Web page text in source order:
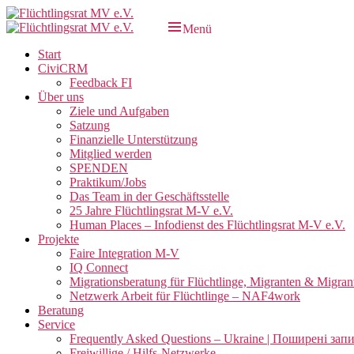
Zum
Inhalt
Menü
Primäres
Menü
Start
CiviCRM
Feedback FI
Über uns
Ziele und Aufgaben
Satzung
Finanzielle Unterstützung
Mitglied werden
SPENDEN
Praktikum/Jobs
Das Team in der Geschäftsstelle
25 Jahre Flüchtlingsrat M-V e.V.
Human Places – Infodienst des Flüchtlingsrat M-V e.V.
Projekte
Faire Integration M-V
IQ Connect
Migrationsberatung für Flüchtlinge, Migranten &
Netzwerk Arbeit für Flüchtlinge – NAF4work
Beratung
Service
Frequently Asked Questions – Ukraine | Поширені